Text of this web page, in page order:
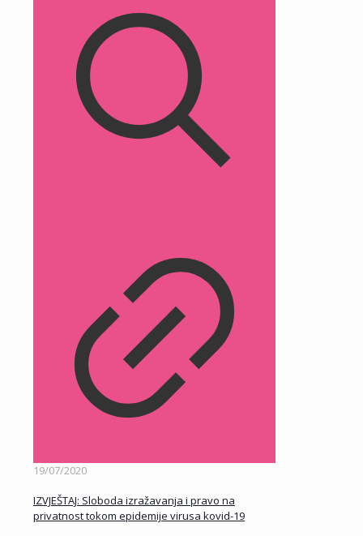
19/07/2020
IZVJEŠTAJ: Sloboda izražavanja i pravo na
privatnost tokom epidemije virusa kovid-19